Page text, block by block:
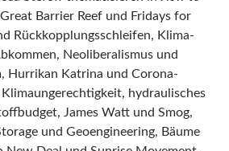
Barrier Reef und Fridays for
Rückkopplungsschleifen, Klima-
Neoliberalismus und
Hurrikan Katrina und Corona-
hydraulisches
James Watt und Smog,
und Geoengineering, Bäume